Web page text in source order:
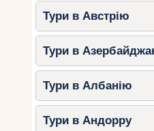
Чим цікавий
Шарля Перро на
«Спляча
представлені
сподобаються
Порада: беріть
гідом, який
Тури в Австрію
Тури в
Тури в Албанію
Тури в Андорру